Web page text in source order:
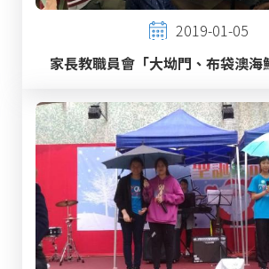
2019-01-05
家長教職員會「大坳門、布袋澳海